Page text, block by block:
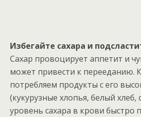
Избегайте сахара и
Сахар провоцирует аппетит и
может привести к перееданию.
потребляем продукты с его
(кукурузные хлопья, белый хлеб,
уровень сахара в крови быстро